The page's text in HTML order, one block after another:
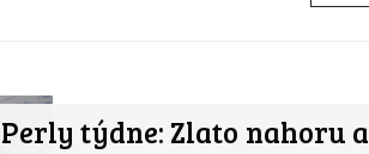
Perly týdne: Zlato nahoru a